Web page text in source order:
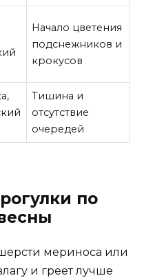
Начало цветения
подснежников и
крокусов
Тишина и
отсутствие
очередей
по
мериноса или
и греет лучше